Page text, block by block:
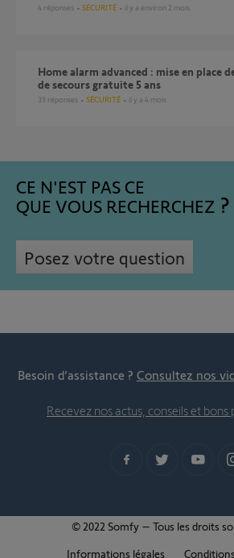
4 réponses SÉCURITÉ il y a environ 2 mois
Home alarm advanced : mise en place de la connexion GSM
de secours gratuite 5 ans
39 réponses SÉCURITÉ il y a 4 mois
CE N'EST PAS CE
QUE VOUS RECHERCHEZ
Posez votre question
Besoin d’assistance ? Consultez nos
Recevez nos actus, conseils et bons
© 2022 Somfy – Tous les droits
Informations légales